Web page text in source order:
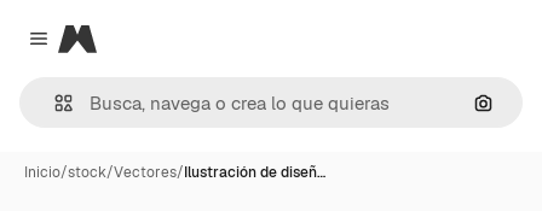
Close menu
Magnific
Inicio/stock/Vectores/Ilustración de diseñ…